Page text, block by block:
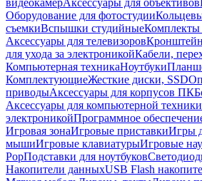
видеокамерАксессуары для объективов
Оборудование для фотостудии
съемкиВспышки студийныеКомплекты
Аксессуары для телевизоров
для ухода за электроникойКабели,
Компьютерная техникаНоутбуки
КомплектующиеЖесткие диски, SSD
приводыАксессуары для корпусов ПК
Аксессуары для компьютерной техники
электроникойПрограммное
Игровая зонаИгровые приставкиИгры
мышиИгровые клавиатурыИгровые
PopПодставки для ноутбуков
Накопители данныхUSB Flash